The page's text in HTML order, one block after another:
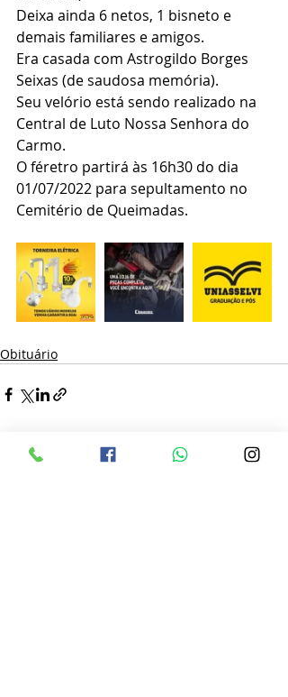
Deixa ainda 6 netos, 1 bisneto e
demais familiares e amigos.
Era casada com Astrogildo Borges
Seixas (de saudosa memória).
Seu velório está sendo realizado na
Central de Luto Nossa Senhora do
Carmo.
O féretro partirá às 16h30 do dia
01/07/2022 para sepultamento no
Cemitério de Queimadas.
Obituário
Posts recentes Ver tudo